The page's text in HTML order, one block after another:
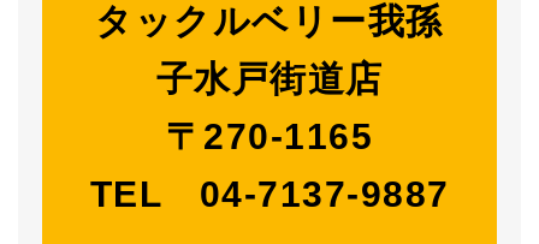
タックルベリー我孫
子水戸街道店
〒270-1165
TEL 04-7137-9887